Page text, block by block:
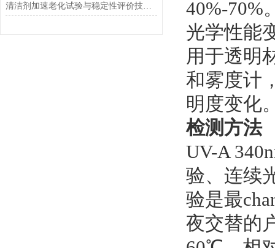
清洁剂加速老化试验与稳定性评价技术规范研究
40%-70%
光学性能
用于透明
和雾度计
明度变化
检测方法
UV-A
验、连续
验是最
夜交替的